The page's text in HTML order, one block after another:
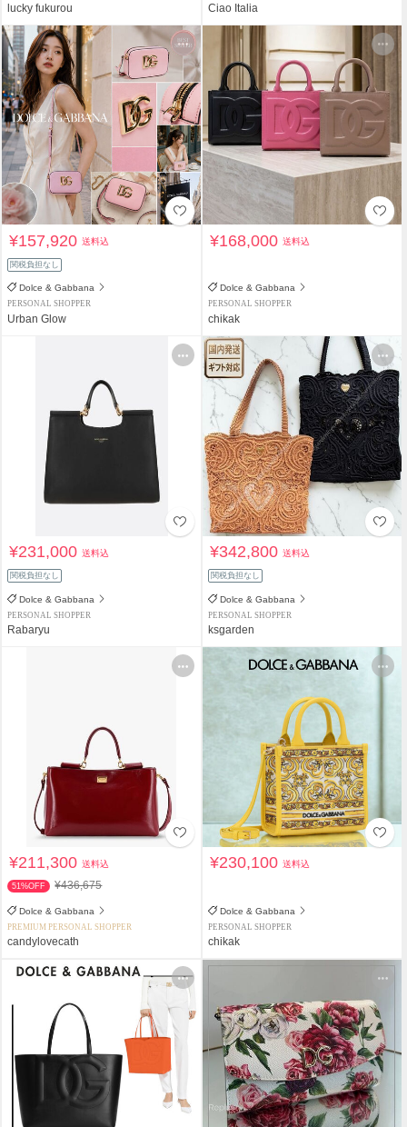
lucky fukurou Ciao Italia
¥157,920送料込
関税負担なし
Dolce & Gabbana
PERSONAL SHOPPER
Urban Glow
¥168,000送料込
Dolce & Gabbana
PERSONAL SHOPPER
chikak
¥231,000送料込
関税負担なし
Dolce & Gabbana
PERSONAL SHOPPER
Rabaryu
¥342,800送料込
関税負担なし
Dolce & Gabbana
PERSONAL SHOPPER
ksgarden
¥211,300送料込
51%OFF ¥436,675
Dolce & Gabbana
PREMIUM PERSONAL SHOPPER
candylovecath
¥230,100送料込
Dolce & Gabbana
PERSONAL SHOPPER
chikak